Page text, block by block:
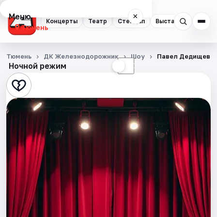
Концерты Театр Стендап Выставки
Меню ×
Тюмень
Концерты
Театр
Стендап
Выставки
Квесты
Экскурсии
Спорт
События
Ночной режим ☾
Тюмень ДК Железнодорожник Шоу Павел Дедищев: